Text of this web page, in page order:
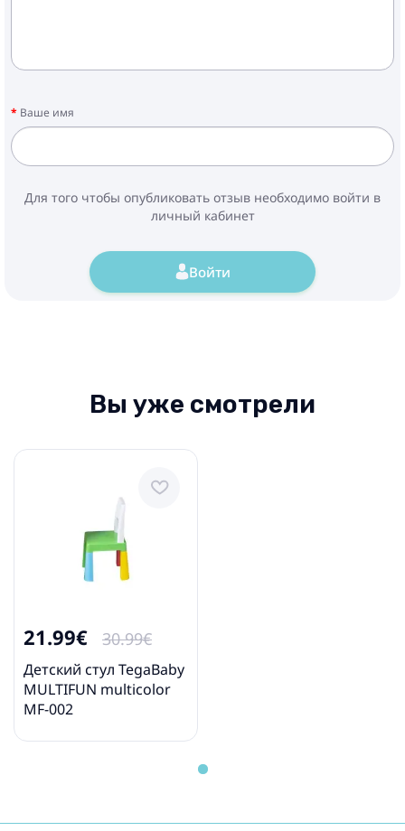
Ваше имя
Для того чтобы опубликовать отзыв необходимо войти в
личный кабинет
Войти
Вы уже смотрели
21.99€ 30.99€
Детский стул TegaBaby
MULTIFUN multicolor
MF-002